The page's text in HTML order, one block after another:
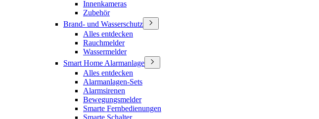
Innenkameras
Zubehör
Brand- und Wasserschutz
Alles entdecken
Rauchmelder
Wassermelder
Smart Home Alarmanlage
Alles entdecken
Alarmanlagen-Sets
Alarmsirenen
Bewegungsmelder
Smarte Fernbedienungen
Smarte Schalter